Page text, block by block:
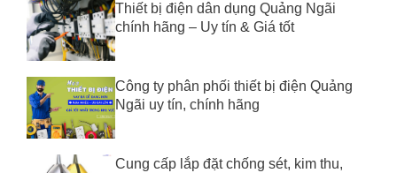
Thiết bị điện dân dụng Quảng Ngãi
chính hãng – Uy tín & Giá tốt
Công ty phân phối thiết bị điện Quảng
Ngãi uy tín, chính hãng
Cung cấp lắp đặt chống sét, kim thu,